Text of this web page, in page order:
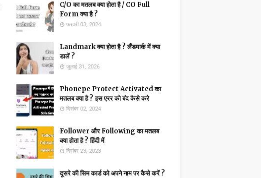
C/O का मतलब क्या होता है / CO Full
Form क्या है ?
फ़रवरी 03, 2024
Landmark क्या होता है ? लैंडमार्क में क्या
डालें ?
जुलाई 31, 2026
Phonepe Protect Activated का
मतलब क्या है ? इस एरर को बंद कैसे करे
दिसंबर 02, 2024
Follower और Following का मतलब
क्या होता है ? हिंदी में
दिसंबर 23, 2023
दूसरे की सिम कार्ड को अपने नाम पर कैसे करें ?